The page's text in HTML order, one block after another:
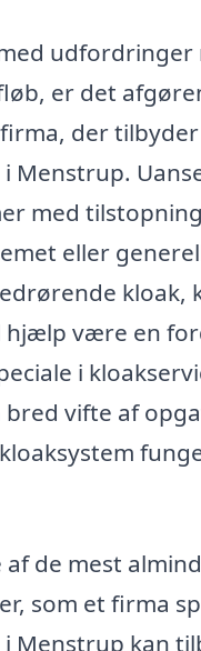
er det
der tilbyder
Menstrup.
med
eller
kloak,
hjælp være en
i
vifte af
af de mest
som et firma
Menstrup kan